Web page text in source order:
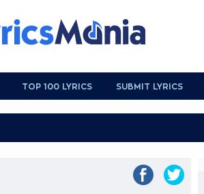
TOP 100 LYRICS SUBMIT LYRICS